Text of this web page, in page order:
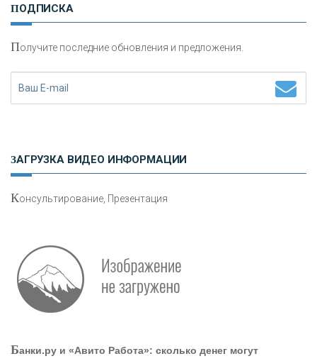
«ЗАПСИБКОМБАНК»
«РОСЕВРОБАНК»
«ПРЕСС-СЛУЖБА ВТБ24»
«АВТОГРАДБАНК»
ПОДПИСКА
Получите последние обновления и предложения.
ЗАГРУЗКА ВИДЕО ИНФОРМАЦИИ
Консультирование, Презентация
Банки.ру и «Авито Работа»: сколько денег могут